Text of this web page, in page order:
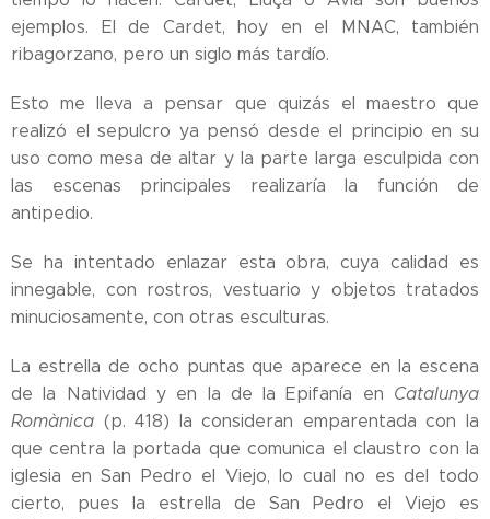
ejemplos. El de Cardet, hoy en el MNAC, también
ribagorzano, pero un siglo más tardío.
Esto me lleva a pensar que quizás el maestro que
realizó el sepulcro ya pensó desde el principio en su
uso como mesa de altar y la parte larga esculpida con
las escenas principales realizaría la función de
antipedio.
Se ha intentado enlazar esta obra, cuya calidad es
innegable, con rostros, vestuario y objetos tratados
minuciosamente, con otras esculturas.
La estrella de ocho puntas que aparece en la escena
de la Natividad y en la de la Epifanía en Catalunya
Romànica (p. 418) la consideran emparentada con la
que centra la portada que comunica el claustro con la
iglesia en San Pedro el Viejo, lo cual no es del todo
cierto, pues la estrella de San Pedro el Viejo es